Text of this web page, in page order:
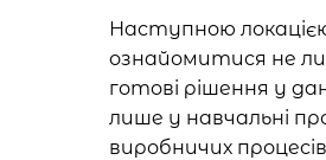
Наступною
ознайомитися не
готові рішення у
лише у навчальні
виробничих